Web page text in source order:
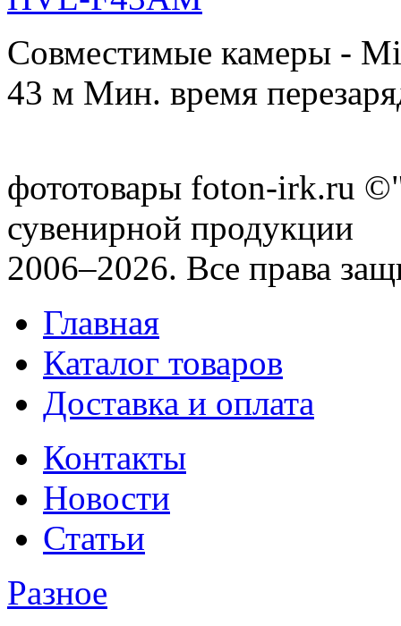
Совместимые камеры -
43 м Мин. время
фототовары foton-irk.ru
сувенирной продукции
2006–2026. Все права
Главная
Каталог товаров
Доставка и оплата
Контакты
Новости
Статьи
Разное